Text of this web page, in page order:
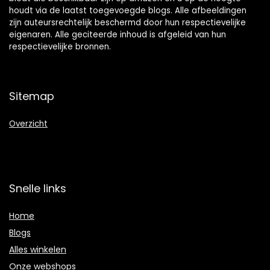
houdt via de laatst toegevoegde blogs. Alle afbeeldingen
zijn auteursrechtelijk beschermd door hun respectievelijke
eigenaren. Alle geciteerde inhoud is afgeleid van hun
respectievelijke bronnen.
Sitemap
Overzicht
Snelle links
Home
Blogs
Alles winkelen
Onze webshops